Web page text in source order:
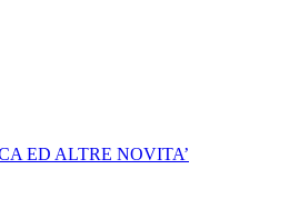
ED ALTRE NOVITA’